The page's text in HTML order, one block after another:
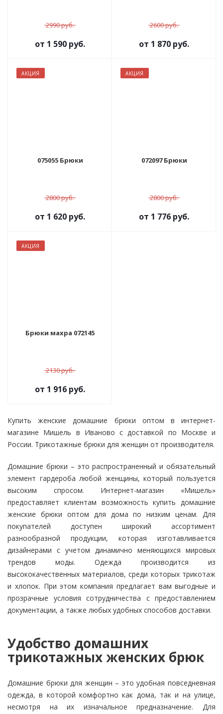
2990 руб.
от 1 590 руб.
2600 руб.
от 1 870 руб.
АКЦИЯ
075055 Брюки
2800 руб.
от 1 620 руб.
АКЦИЯ
072097 Брюки
2800 руб.
от 1 776 руб.
АКЦИЯ
Брюки махра 072145
2130 руб.
от 1 916 руб.
Купить женские домашние брюки оптом в интернет-
магазине Мишель в Иваново с доставкой по Москве и
России. Трикотажные брюки для женщин от производителя.
Домашние брюки – это распространенный и обязательный
элемент гардероба любой женщины, который пользуется
высоким спросом. Интернет-магазин «Мишель»
предоставляет клиентам возможность купить домашние
женские брюки оптом для дома по низким ценам. Для
покупателей доступен широкий ассортимент
разнообразной продукции, которая изготавливается
дизайнерами с учетом динамично меняющихся мировых
трендов моды. Одежда производится из
высококачественных материалов, среди которых трикотаж
и хлопок. При этом компания предлагает вам выгодные и
прозрачные условия сотрудничества с предоставлением
документации, а также любых удобных способов доставки.
Удобство домашних
трикотажных женских брюк
Домашние брюки для женщин – это удобная повседневная
одежда, в которой комфортно как дома, так и на улице,
несмотря на их изначальное предназначение. Для